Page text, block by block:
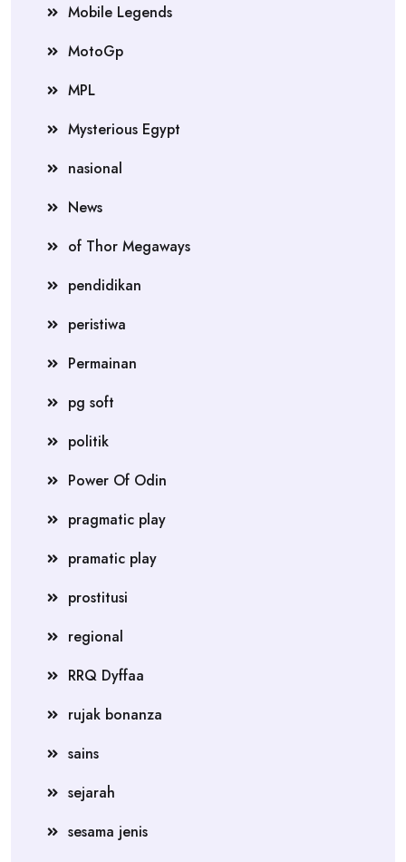
Mobile Legends
MotoGp
MPL
Mysterious Egypt
nasional
News
of Thor Megaways
pendidikan
peristiwa
Permainan
pg soft
politik
Power Of Odin
pragmatic play
pramatic play
prostitusi
regional
RRQ Dyffaa
rujak bonanza
sains
sejarah
sesama jenis